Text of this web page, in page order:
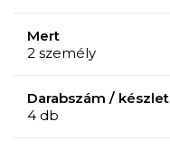
Mert
2 személy
Darabszám / készlet
4 db